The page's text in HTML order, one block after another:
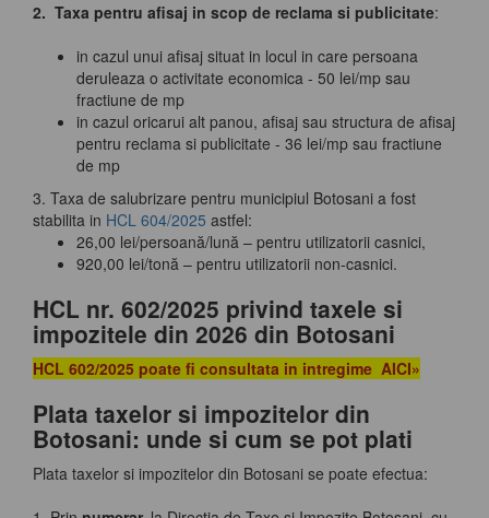
2. Taxa pentru afisaj in scop de reclama si publicitate:
in cazul unui afisaj situat in locul in care persoana
deruleaza o activitate economica - 50 lei/mp sau
fractiune de mp
in cazul oricarui alt panou, afisaj sau structura de afisaj
pentru reclama si publicitate - 36 lei/mp sau fractiune
de mp
3. Taxa de salubrizare pentru municipiul Botosani a fost
stabilita in HCL 604/2025 astfel:
26,00 lei/persoană/lună – pentru utilizatorii casnici,
920,00 lei/tonă – pentru utilizatorii non-casnici.
HCL nr. 602/2025 privind taxele si
impozitele din 2026 din Botosani
HCL 602/2025 poate fi consultata in intregime AICI»
Plata taxelor si impozitelor din
Botosani: unde si cum se pot plati
Plata taxelor si impozitelor din Botosani se poate efectua: